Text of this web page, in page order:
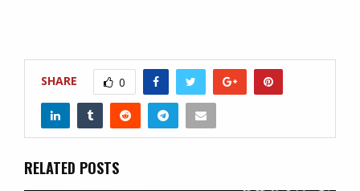
SHARE 0
RELATED POSTS